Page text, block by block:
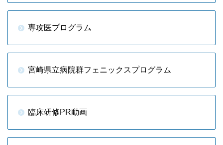
専攻医プログラム
宮崎県立病院群フェニックスプログラム
臨床研修PR動画